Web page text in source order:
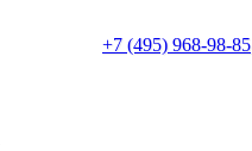
+7 (495) 968-98-85